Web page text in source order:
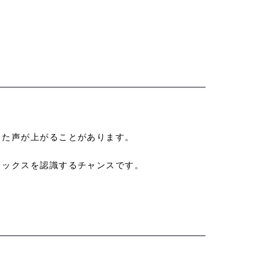
声が上がることがあります。
クスを認識するチャンスです。